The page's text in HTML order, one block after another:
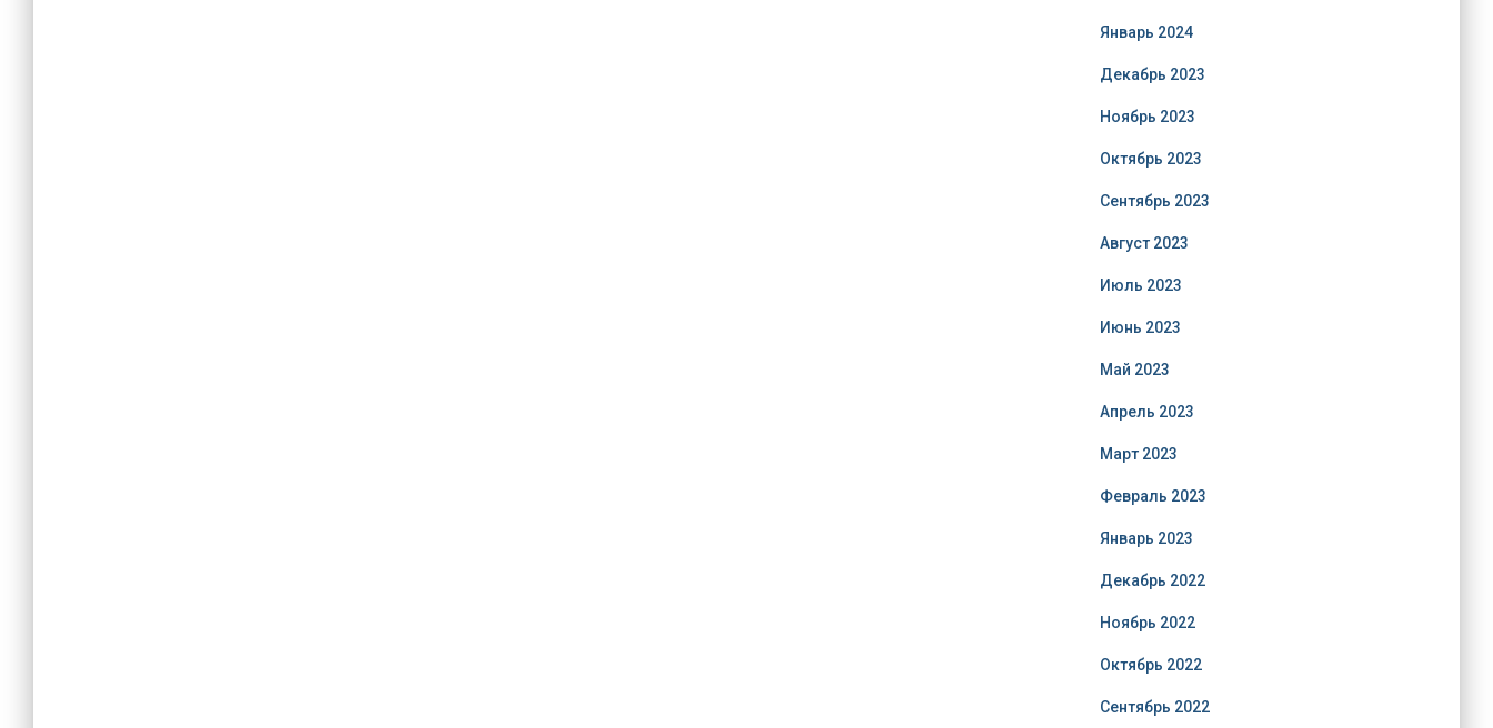
Январь 2024
Декабрь 2023
Ноябрь 2023
Октябрь 2023
Сентябрь 2023
Август 2023
Июль 2023
Июнь 2023
Май 2023
Апрель 2023
Март 2023
Февраль 2023
Январь 2023
Декабрь 2022
Ноябрь 2022
Октябрь 2022
Сентябрь 2022